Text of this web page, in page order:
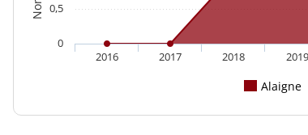
Alaigne
2016 2017 2018 2019
0
0,5